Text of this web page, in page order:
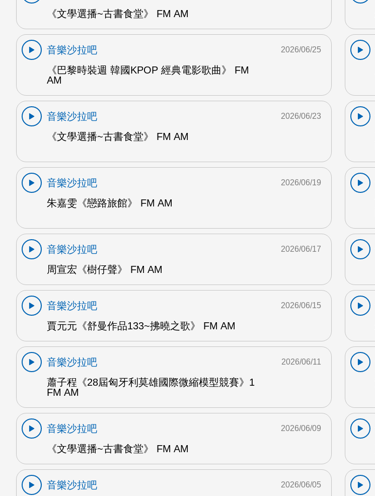
《文學選播~古書食堂》 FM AM
音樂沙拉吧
《巴黎時裝週 韓國KPOP 經典電影歌曲》 FM
AM
2026/06/25
音樂沙拉吧
《文學選播~古書食堂》 FM AM
2026/06/23
音樂沙拉吧
朱嘉雯《戀路旅館》 FM AM
2026/06/19
音樂沙拉吧
周宣宏《樹仔聲》 FM AM
2026/06/17
音樂沙拉吧
賈元元《舒曼作品133~拂曉之歌》 FM AM
2026/06/15
音樂沙拉吧
蕭子程《28屆匈牙利莫雄國際微縮模型競賽》1
FM AM
2026/06/11
音樂沙拉吧
《文學選播~古書食堂》 FM AM
2026/06/09
音樂沙拉吧 2026/06/05